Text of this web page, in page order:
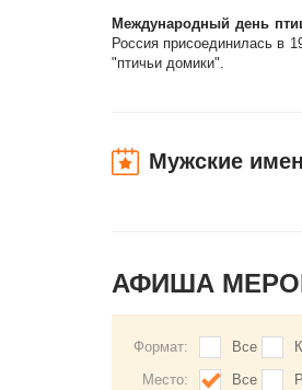
Международный день
Россия присоединилась в
"птичьи домики".
Мужские
АФИША
Формат: Все
Место:
Все